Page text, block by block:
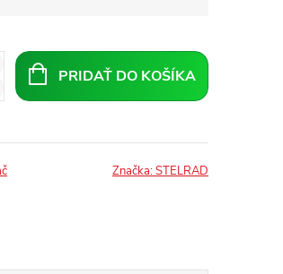
PRIDAŤ DO KOŠÍKA
Značka:STELRAD